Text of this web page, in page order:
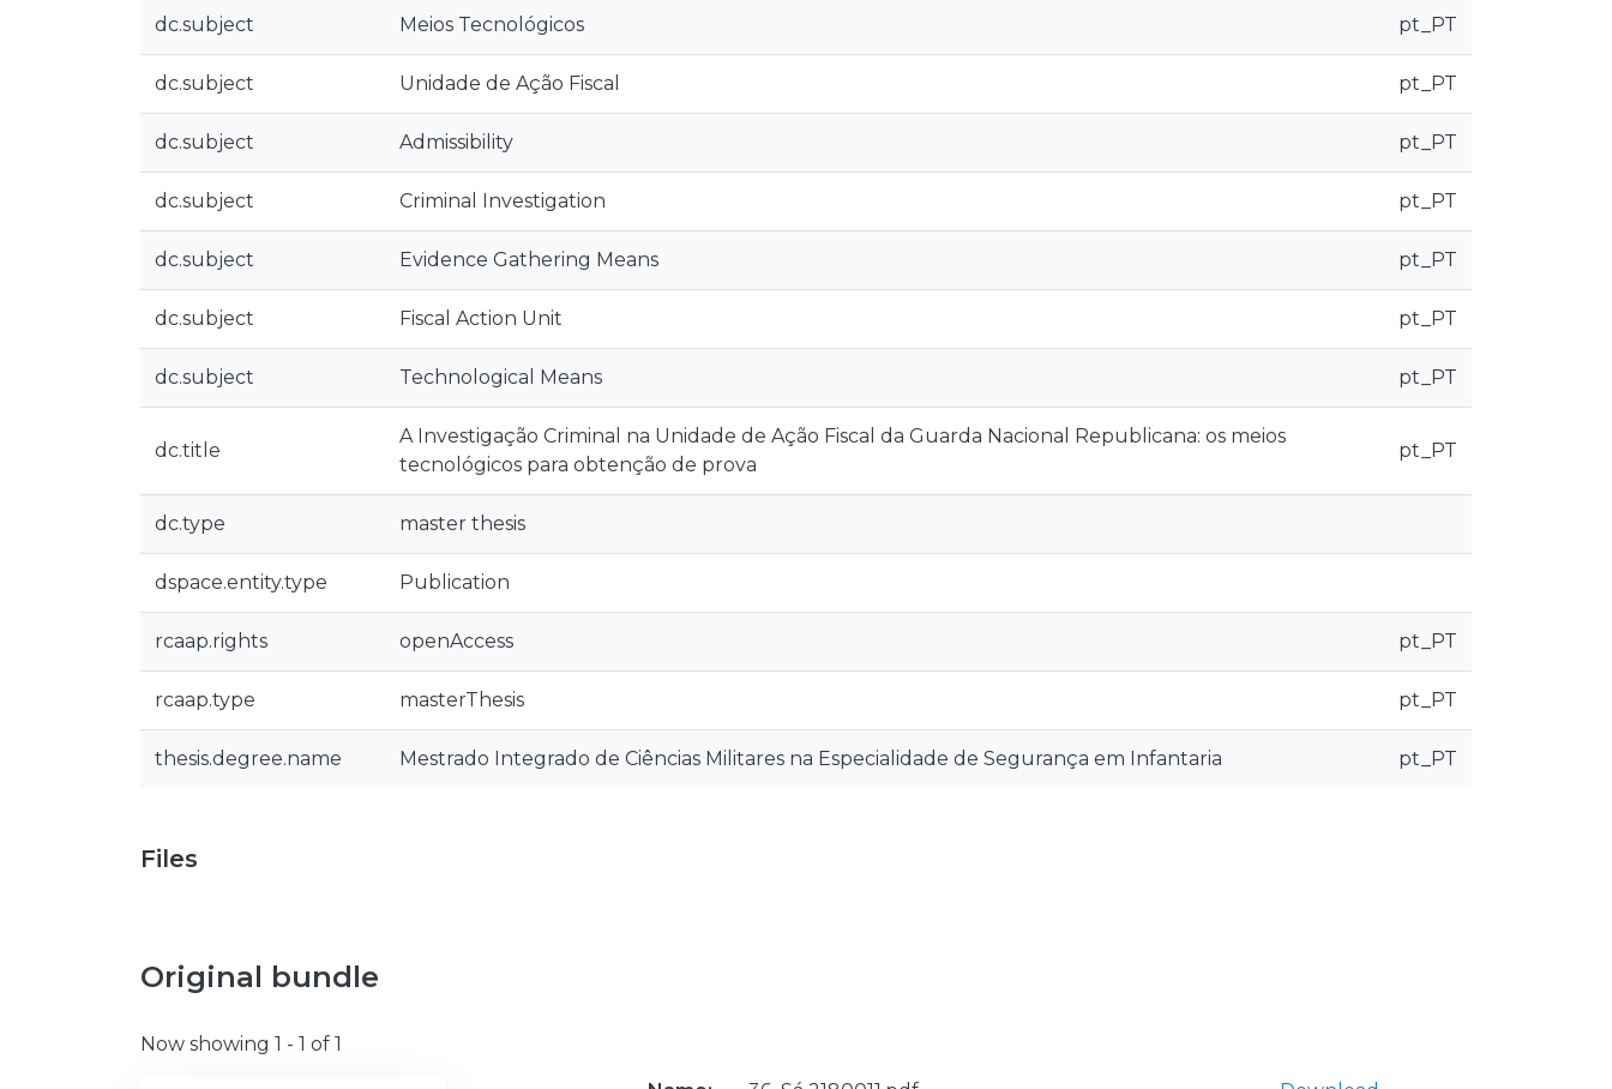
dc.subject Meios Tecnológicos pt_PT
dc.subject Unidade de Ação Fiscal pt_PT
dc.subject Admissibility pt_PT
dc.subject Criminal Investigation pt_PT
dc.subject Evidence Gathering Means pt_PT
dc.subject Fiscal Action Unit pt_PT
dc.subject Technological Means pt_PT
dc.title
A Investigação Criminal na Unidade de Ação Fiscal da Guarda Nacional Republicana: os meios
tecnológicos para obtenção de prova
pt_PT
dc.type master thesis
dspace.entity.type Publication
rcaap.rights openAccess pt_PT
rcaap.type masterThesis pt_PT
thesis.degree.name Mestrado Integrado de Ciências Militares na Especialidade de Segurança em Infantaria pt_PT
Files
Original bundle
Now showing 1 - 1 of 1